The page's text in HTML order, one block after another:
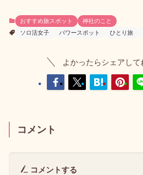
おすすめ旅スポット
神社のこと
ソロ活女子
パワースポット ひとり旅
よかったらシェアして
コメント
コメントする